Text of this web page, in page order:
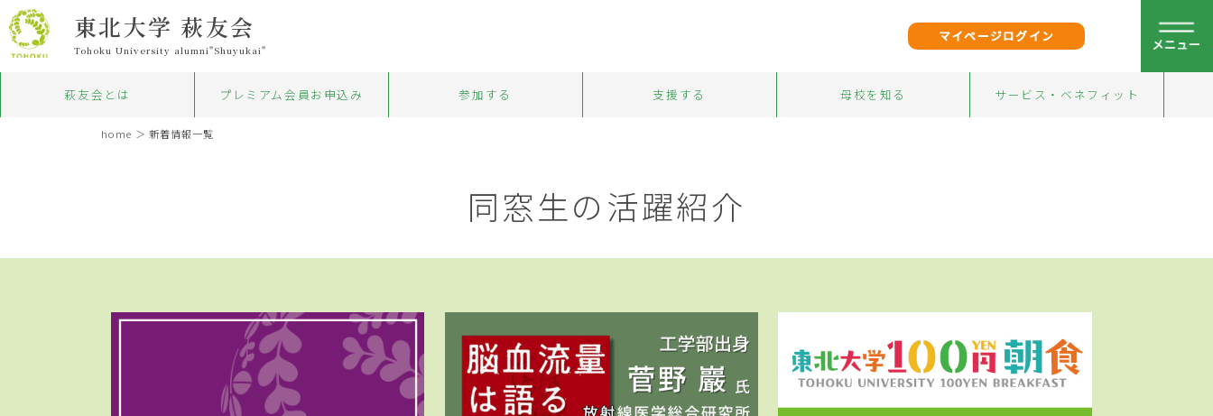
東北大学 萩友会
Tohoku University alumni"Shuyukai"
萩友会とは プレミアム会員お申込み 参加する 支援する 母校を知る サービス・ベネフィット
マイページログイン
home ＞ 新着情報一覧
同窓生の活躍紹介